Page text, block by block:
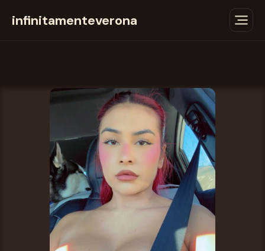
infinitamenteverona
Scarica
Consigli